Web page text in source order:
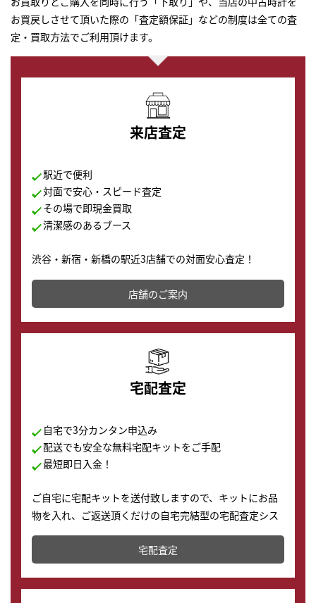
お買戻しさせて頂いた際の「査定額保証」などの制度は全ての査
定・買取方法でご利用頂けます。
来店査定
駅近で便利
対面で安心・スピード査定
その場で即現金買取
清潔感のあるブース
渋谷・新宿・新橋の駅近3店舗での対面安心査定！
その場で現金買取致します。渋谷本店では、時計販売の
店舗を併設しており、下取りに出してお得に新しい時計
の購入もできます♪
店舗のご案内
宅配査定
自宅で3分カンタン申込み
配送でも安全な無料宅配キットをご手配
最短即日入金！
ご自宅に宅配キットを送付致しますので、キットにお品
物を入れ、ご返送頂くだけの自宅完結型の宅配査定シス
テムです。
配送でも簡単&安全に査定・買取に出すことが可能で
す。
宅配査定